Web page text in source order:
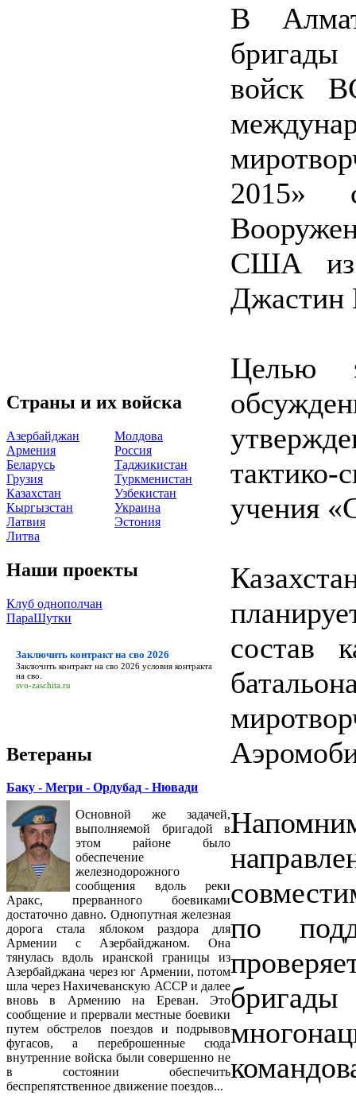
Страны и их войска
Азербайджан
Армения
Беларусь
Грузия
Казахстан
Кыргызстан
Латвия
Литва
Молдова
Россия
Таджикистан
Туркменистан
Узбекистан
Украина
Эстония
Наши проекты
Клуб однополчан
ПараШутки
Заключить контракт на сво 2026
Заключить контракт на сво 2026условия контракта
на сво.
svo-zaschita.ru
Ветераны
Баку - Мегри - Ордубад - Нювади
Основной же задачей,
выполняемой бригадой в
этом районе было
обеспечение
железнодорожного
сообщения вдоль реки
Аракс, прерванного боевиками
достаточно давно. Однопутная железная
дорога стала яблоком раздора для
Армении с Азербайджаном. Она
тянулась вдоль иранской границы из
Азербайджана через юг Армении, потом
шла через Нахичеванскую АССР и далее
вновь в Армению на Ереван. Это
сообщение и прервали местные боевики
путем обстрелов поездов и подрывов
фугасов, а переброшенные сюда
внутренние войска были совершенно не
в состоянии обеспечить
беспрепятственное движение поездов...
В
войск
2015»
США из
Джастин
Целью
учения
состав
по